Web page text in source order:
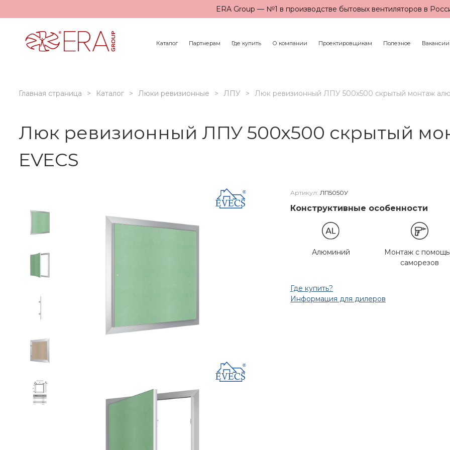
ERA Group — №1 в производстве бытовых вентиляторов в
Каталог Партнерам Где купить О компании Проектировщикам Полезное Вакансии
Главная страница Каталог Люки ревизионные ЛПУ Люк ревизионный ЛПУ 500х500 скрытый монтаж
Люк ревизионный ЛПУ 500х500 скрытый
EVECS
Артикул: ЛП5050У
Конструктивные особенности
Алюминий
Монтаж с
саморезов
Где купить?
Информация для дилеров